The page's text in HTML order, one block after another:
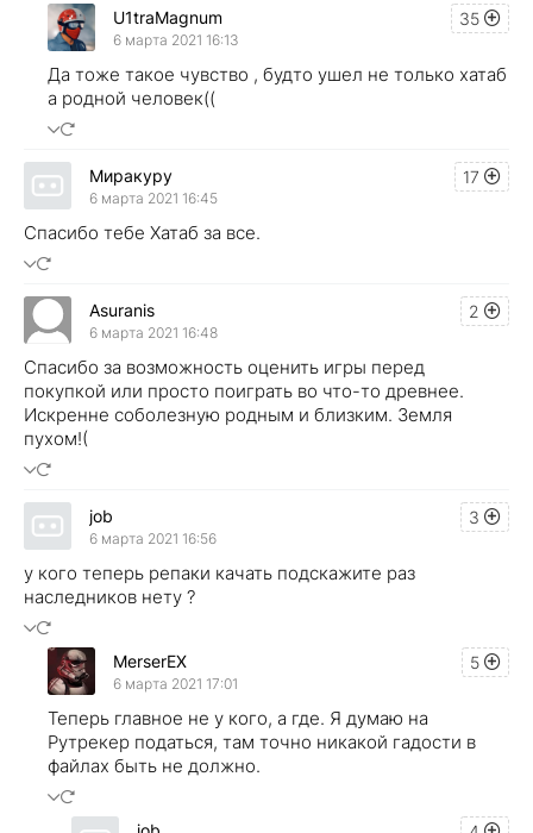
35
U1traMagnum
6 марта 2021 16:13
Да тоже такое чувство , будто ушел не только хатаб
а родной человек((
17
Миракуру
6 марта 2021 16:45
Спасибо тебе Хатаб за все.
2
Asuranis
6 марта 2021 16:48
Спасибо за возможность оценить игры перед
покупкой или просто поиграть во что-то древнее.
Искренне соболезную родным и близким. Земля
пухом!(
3
job
6 марта 2021 16:56
у кого теперь репаки качать подскажите раз
наследников нету ?
5
MerserEX
6 марта 2021 17:01
Теперь главное не у кого, а где. Я думаю на
Рутрекер податься, там точно никакой гадости в
файлах быть не должно.